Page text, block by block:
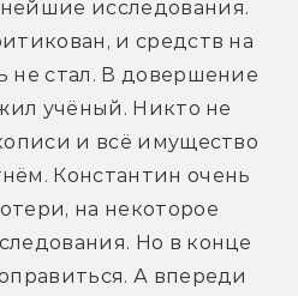
исследования.
и средств на
не стал. В довершение
учёный. Никто не
и всё имущество
Константин очень
на некоторое
Но в конце
А впереди